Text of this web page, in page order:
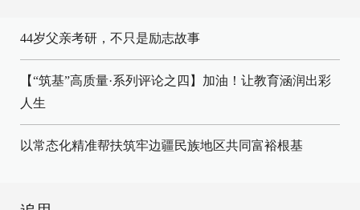
44岁父亲考研，不只是励志故事
【“筑基”高质量·系列评论之四】加油！让教育涵润出彩
人生
以常态化精准帮扶筑牢边疆民族地区共同富裕根基